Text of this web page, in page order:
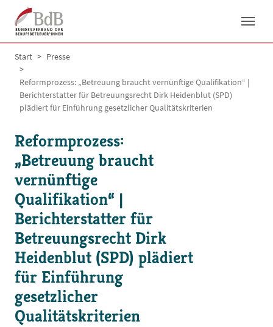
Skip to main navigation
Skip to main content
Skip to page footer
You are here:
Start Presse
Reformprozess: „Betreuung braucht vernünftige Qualifikation“ |
Berichterstatter für Betreuungsrecht Dirk Heidenblut (SPD)
plädiert für Einführung gesetzlicher Qualitätskriterien
Reformprozess:
„Betreuung braucht
vernünftige
Qualifikation“ |
Berichterstatter für
Betreuungsrecht Dirk
Heidenblut (SPD) plädiert
für Einführung
gesetzlicher
Qualitätskriterien